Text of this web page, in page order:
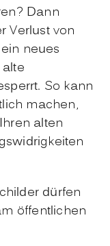
Dann
Verlust von
neues
So kann
machen,
alten
dürfen
öffentlichen